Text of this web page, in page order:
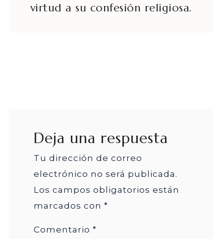
virtud a su confesión religiosa.
Deja una respuesta
Tu dirección de correo
electrónico no será publicada.
Los campos obligatorios están
marcados con *
Comentario *